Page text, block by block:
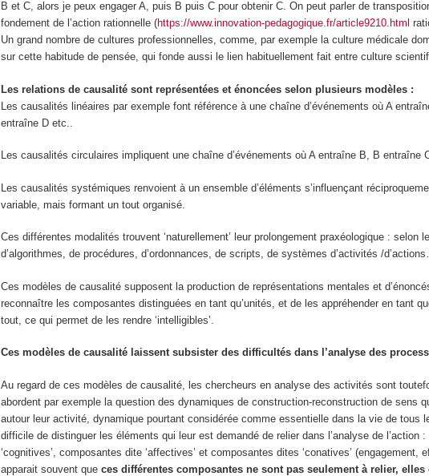
B et C, alors je peux engager A, puis B puis C pour obtenir C. On peut parler de
fondement de l’action rationnelle (https://www.innovation-pedagogique.fr/article9210.html
Un grand nombre de cultures professionnelles, comme, par exemple la culture médicale
sur cette habitude de pensée, qui fonde aussi le lien habituellement fait entre culture
Les relations de causalité sont représentées et énoncées selon plusieurs modèles :
Les causalités linéaires par exemple font référence à une chaîne d’événements où A
entraîne D etc..
Les causalités circulairesimpliquent une chaîne d’événements où A entraîne B, B entraîne
Les causalitéssystémiques renvoient à un ensemble d’éléments s’influençant
variable, mais formant un tout organisé.
Ces différentes modalités trouvent ‘naturellement’ leur prolongement praxéologique : selon
d’algorithmes, de procédures, d’ordonnances, de scripts, de systèmes d’activités /
Ces modèles de causalité supposent la production de représentations mentales et
reconnaître les composantes distinguées en tant qu’unités, et de les appréhender en tant
tout, ce qui permet de les rendre ‘intelligibles’.
Ces modèles de causalité laissent subsister des difficultés dans l’analyse des
Au regard de ces modèles de causalité, les chercheurs en analyse des activités sont
abordent par exemple la question des dynamiques de construction-reconstruction de sens
autour leur activité, dynamique pourtant considérée comme essentielle dans la vie de tous
difficile de distinguer les éléments qui leur est demandé de relier dans l’analyse de l’action
‘cognitives’, composantes dite ‘affectives’ et composantes dites ‘conatives’ (engagement,
apparait souvent queces différentes composantes ne sont pas seulement à relier,